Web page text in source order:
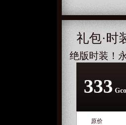
礼包·时
绝版时装！
333
原价